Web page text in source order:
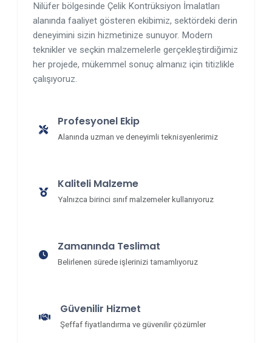
Nilüfer bölgesinde Çelik Kontrüksiyon İmalatları
alanında faaliyet gösteren ekibimiz, sektördeki derin
deneyimini sizin hizmetinize sunuyor. Modern
teknikler ve seçkin malzemelerle gerçekleştirdiğimiz
her projede, mükemmel sonuç almanız için titizlikle
çalışıyoruz.
Profesyonel Ekip
Alanında uzman ve deneyimli teknisyenlerimiz
Kaliteli Malzeme
Yalnızca birinci sınıf malzemeler kullanıyoruz
Zamanında Teslimat
Belirlenen sürede işlerinizi tamamlıyoruz
Güvenilir Hizmet
Şeffaf fiyatlandırma ve güvenilir çözümler